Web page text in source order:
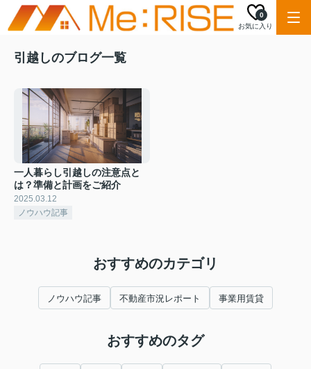
お気に入り
0
引越しのブログ一覧
一人暮らし引越しの注意点と
は？準備と計画をご紹介
2025.03.12
ノウハウ記事
おすすめのカテゴリ
ノウハウ記事 不動産市況レポート 事業用賃貸
おすすめのタグ